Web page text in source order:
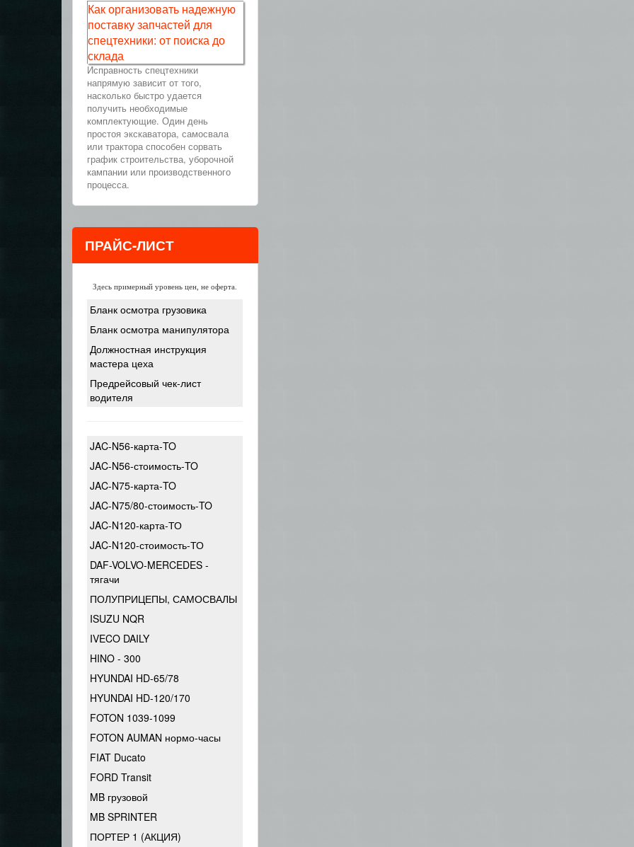
Как организовать надежную
поставку запчастей для
спецтехники: от поиска до
склада
Исправность спецтехники
напрямую зависит от того,
насколько быстро удается
получить необходимые
комплектующие. Один день
простоя экскаватора, самосвала
или трактора способен сорвать
график строительства, уборочной
кампании или производственного
процесса.
ПРАЙС-ЛИСТ
Здесь примерный уровень цен, не оферта.
Бланк осмотра грузовика
Бланк осмотра манипулятора
Должностная инструкция
мастера цеха
Предрейсовый чек-лист
водителя
JAC-N56-карта-TO
JAC-N56-стоимость-TO
JAC-N75-карта-TO
JAC-N75/80-стоимость-TO
JAC-N120-карта-ТО
JAC-N120-стоимость-ТО
DAF-VOLVO-MERCEDES -
тягачи
ПОЛУПРИЦЕПЫ, САМОСВАЛЫ
ISUZU NQR
IVECO DAILY
HINO - 300
HYUNDAI HD-65/78
HYUNDAI HD-120/170
FOTON 1039-1099
FOTON AUMAN нормо-часы
FIAT Ducato
FORD Transit
MB грузовой
MB SPRINTER
ПОРТЕР 1 (АКЦИЯ)